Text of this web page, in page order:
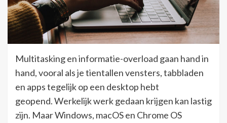
Multitasking en informatie-overload gaan hand in
hand, vooral als je tientallen vensters, tabbladen
en apps tegelijk op een desktop hebt
geopend. Werkelijk werk gedaan krijgen kan lastig
zijn. Maar Windows, macOS en Chrome OS